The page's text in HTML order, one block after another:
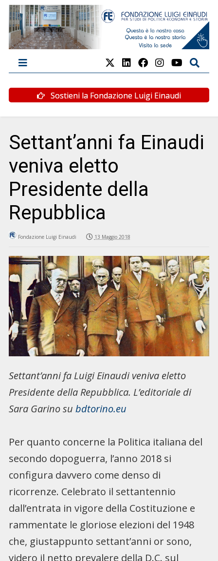
Sostieni la Fondazione Luigi Einaudi
Settant’anni fa Einaudi
veniva eletto
Presidente della
Repubblica
Fondazione Luigi Einaudi 13 Maggio 2018
Settant’anni fa Luigi Einaudi veniva eletto
Presidente della Repubblica. L’editoriale di
Sara Garino su bdtorino.eu
Per quanto concerne la Politica italiana del
secondo dopoguerra, l’anno 2018 si
configura davvero come denso di
ricorrenze. Celebrato il settantennio
dall’entrata in vigore della Costituzione e
rammentate le gloriose elezioni del 1948
che, giustappunto settant’anni or sono,
videro il netto prevalere della D.C. sul